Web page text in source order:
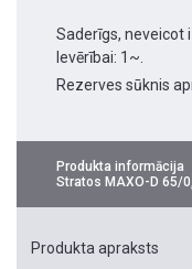
Saderīgs, neveicot
Ievērībai: 1~.
Rezerves sūknis
Produkta informācija
Stratos MAXO-D 65/
Produkta apraksts